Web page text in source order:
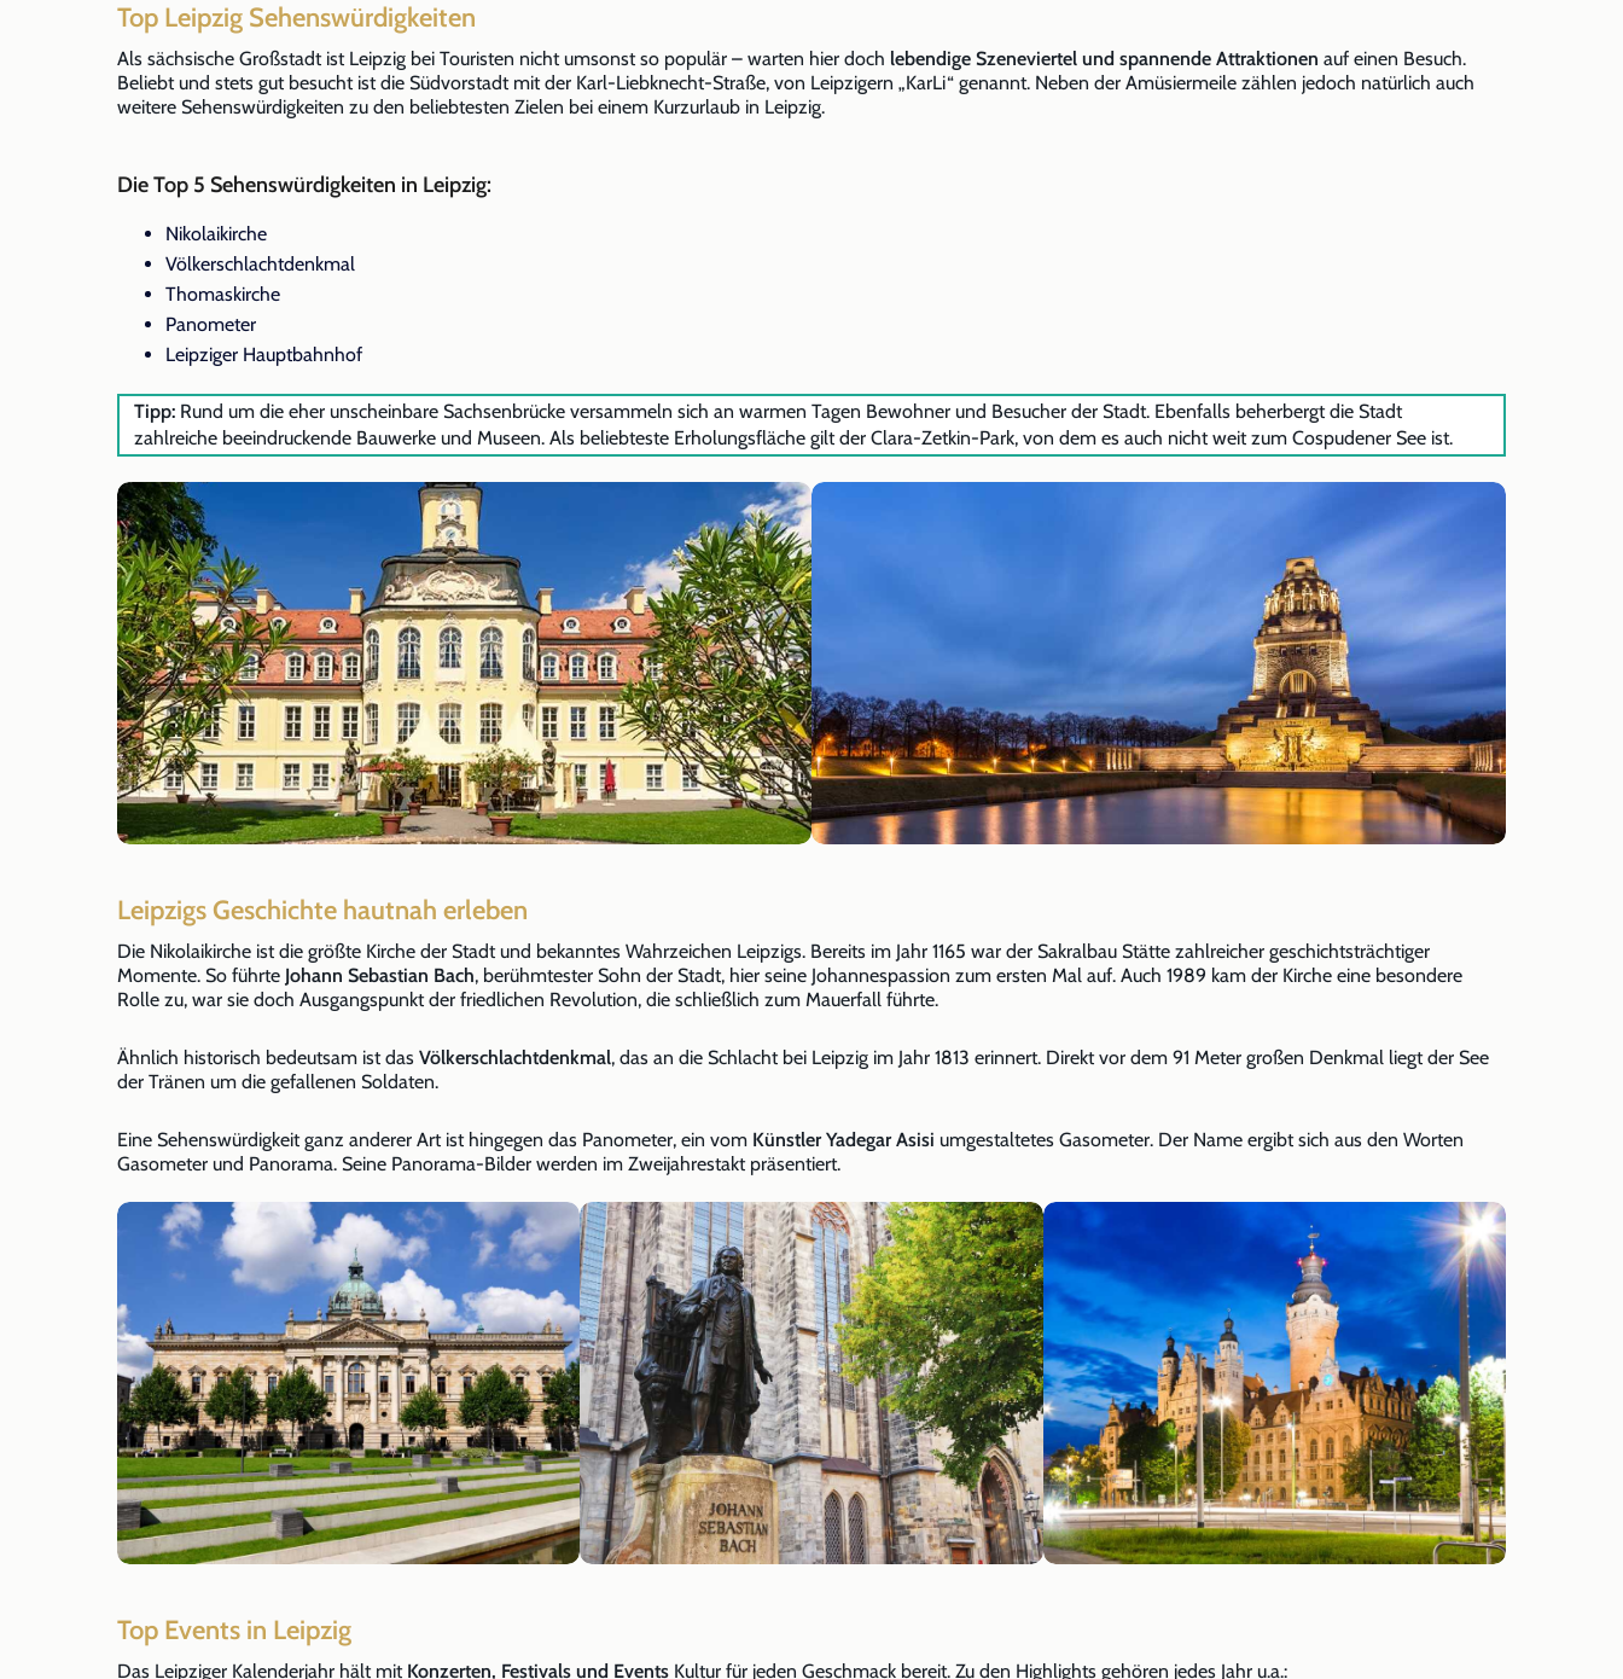
Top Leipzig Sehenswürdigkeiten
Als sächsische Großstadt ist Leipzig bei Touristen nicht umsonst so populär – warten hier doch lebendige Szeneviertel und spannende Attraktionen auf einen Besuch.
Beliebt und stets gut besucht ist die Südvorstadt mit der Karl-Liebknecht-Straße, von Leipzigern „KarLi“ genannt. Neben der Amüsiermeile zählen jedoch natürlich auch
weitere Sehenswürdigkeiten zu den beliebtesten Zielen bei einem Kurzurlaub in Leipzig.
Die Top 5 Sehenswürdigkeiten in Leipzig:
Nikolaikirche
Völkerschlachtdenkmal
Thomaskirche
Panometer
Leipziger Hauptbahnhof
Tipp: Rund um die eher unscheinbare Sachsenbrücke versammeln sich an warmen Tagen Bewohner und Besucher der Stadt. Ebenfalls beherbergt die Stadt
zahlreiche beeindruckende Bauwerke und Museen. Als beliebteste Erholungsfläche gilt der Clara-Zetkin-Park, von dem es auch nicht weit zum Cospudener See ist.
Leipzigs Geschichte hautnah erleben
Die Nikolaikirche ist die größte Kirche der Stadt und bekanntes Wahrzeichen Leipzigs. Bereits im Jahr 1165 war der Sakralbau Stätte zahlreicher geschichtsträchtiger
Momente. So führte Johann Sebastian Bach, berühmtester Sohn der Stadt, hier seine Johannespassion zum ersten Mal auf. Auch 1989 kam der Kirche eine besondere
Rolle zu, war sie doch Ausgangspunkt der friedlichen Revolution, die schließlich zum Mauerfall führte.
Ähnlich historisch bedeutsam ist das Völkerschlachtdenkmal, das an die Schlacht bei Leipzig im Jahr 1813 erinnert. Direkt vor dem 91 Meter großen Denkmal liegt der See
der Tränen um die gefallenen Soldaten.
Eine Sehenswürdigkeit ganz anderer Art ist hingegen das Panometer, ein vom Künstler Yadegar Asisi umgestaltetes Gasometer. Der Name ergibt sich aus den Worten
Gasometer und Panorama. Seine Panorama-Bilder werden im Zweijahrestakt präsentiert.
Top Events in Leipzig
Das Leipziger Kalenderjahr hält mit Konzerten, Festivals und Events Kultur für jeden Geschmack bereit. Zu den Highlights gehören jedes Jahr u.a.: